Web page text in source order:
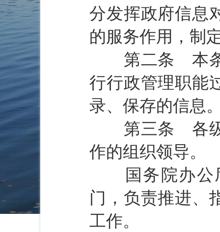
分发挥政府信息
的服务作用，制
第二条 本条
行行政管理职能
录、保存的信息
第三条 各级
作的组织领导。
国务院办公厅
门，负责推进、
工作。